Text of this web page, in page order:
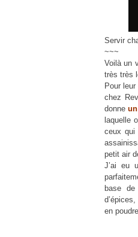
Servir
~~~
Voilà un
très très
Pour
chez
donne
laquelle
ceux qui
petit air
J’ai eu
base
en